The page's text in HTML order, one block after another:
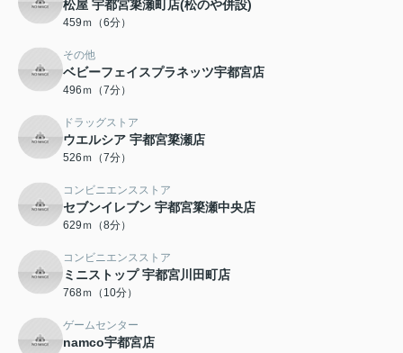
松屋 宇都宮簗瀬町店(松のや併設)
459ｍ（6分）
その他
ベビーフェイスプラネッツ宇都宮店
496ｍ（7分）
ドラッグストア
ウエルシア 宇都宮簗瀬店
526ｍ（7分）
コンビニエンスストア
セブンイレブン 宇都宮簗瀬中央店
629ｍ（8分）
コンビニエンスストア
ミニストップ 宇都宮川田町店
768ｍ（10分）
ゲームセンター
namco宇都宮店